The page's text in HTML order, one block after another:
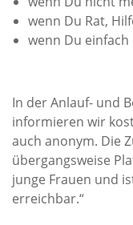
wenn Du Rat,
wenn Du
In der Anlauf- und
informieren wir
auch anonym. Die
übergangsweise
junge Frauen und
erreichbar.“